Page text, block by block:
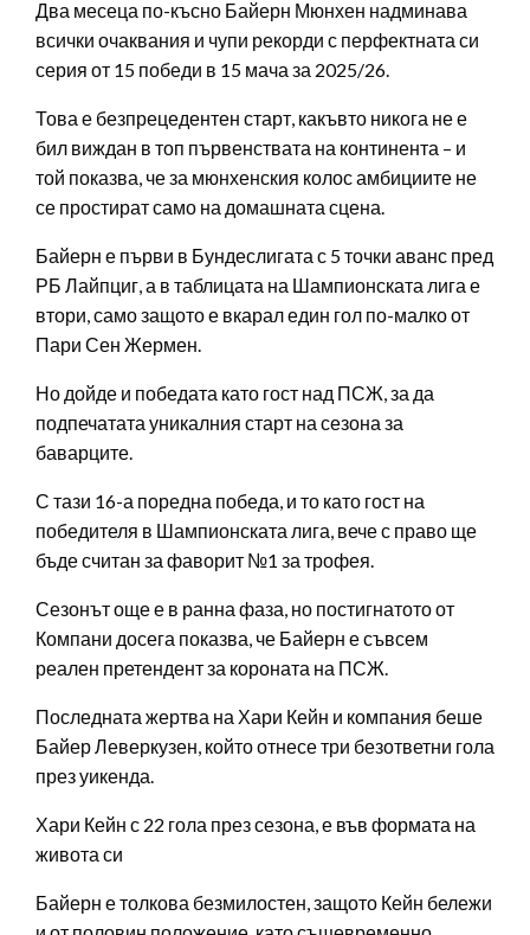
Два месеца по-късно Байерн Мюнхен надминава
всички очаквания и чупи рекорди с перфектната си
серия от 15 победи в 15 мача за 2025/26.
Това е безпрецедентен старт, какъвто никога не е
бил виждан в топ първенствата на континента – и
той показва, че за мюнхенския колос амбициите не
се простират само на домашната сцена.
Байерн е първи в Бундеслигата с 5 точки аванс пред
РБ Лайпциг, а в таблицата на Шампионската лига е
втори, само защото е вкарал един гол по-малко от
Пари Сен Жермен.
Но дойде и победата като гост над ПСЖ, за да
подпечатата уникалния старт на сезона за
баварците.
С тази 16-а поредна победа, и то като гост на
победителя в Шампионската лига, вече с право ще
бъде считан за фаворит №1 за трофея.
Сезонът още е в ранна фаза, но постигнатото от
Компани досега показва, че Байерн е съвсем
реален претендент за короната на ПСЖ.
Последната жертва на Хари Кейн и компания беше
Байер Леверкузен, който отнесе три безответни гола
през уикенда.
Хари Кейн с 22 гола през сезона, е във формата на
живота си
Байерн е толкова безмилостен, защото Кейн бележи